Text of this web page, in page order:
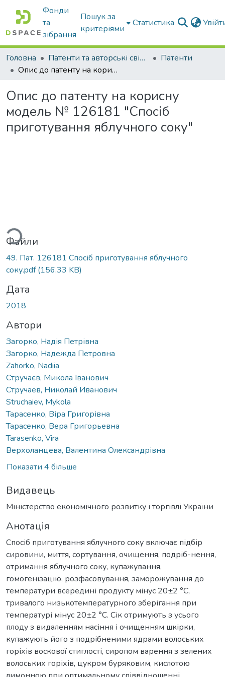
Фонди
та
зібрання
Пошук за
критеріями
Статистика
Головна Патенти та авторські свідоцтва
Патенти
Опис до патенту на корисну модель № 126181 "Спосіб приготування яблучного соку"
Опис до патенту на корисну
модель № 126181 "Спосіб
приготування яблучного соку"
Файли
49. Пат. 126181 Cпосіб приготування яблучного
соку.pdf(156.33 KB)
Дата
2018
Автори
Загорко, Надія Петрівна
Загорко, Надежда Петровна
Zahorko, Nadiia
Стручаєв, Микола Іванович
Стручаев, Николай Иванович
Struchaiev, Mykola
Тарасенко, Віра Григорівна
Тарасенко, Вера Григорьевна
Tarasenko, Vira
Верхоланцева, Валентина Олександрівна
Показати 4 більше
Видавець
Міністерство економічного розвитку і торгівлі України
Анотація
Спосіб приготування яблучного соку включає підбір
сировини, миття, сортування, очищення, подріб-нення,
отримання яблучного соку, купажування,
гомогенізацію, розфасовування, заморожування до
температури всередині продукту мінус 20±2 °C,
тривалого низькотемпературного зберігання при
температурі мінус 20±2 °C. Сік отримують з усього
плоду з видаленням насіння і очищенням шкірки,
купажують його з подрібненими ядрами волоських
горіхів воскової стиглості, сиропом варення з зелених
волоських горіхів, цукром буряковим, кислотою